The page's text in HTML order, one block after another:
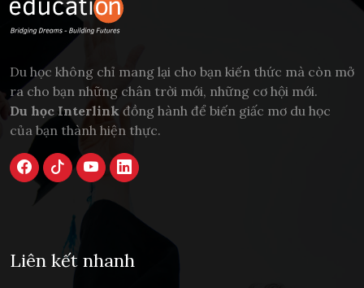
Du học không chỉ mang lại cho bạn kiến thức mà còn mở
ra cho bạn những chân trời mới, những cơ hội mới.
Du học Interlink đồng hành để biến giấc mơ du học
của bạn thành hiện thực.
Liên kết nhanh